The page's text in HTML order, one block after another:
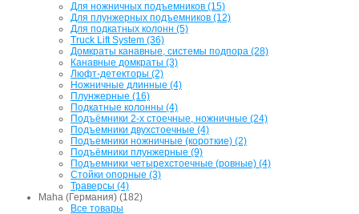
Для ножничных подъемников (15)
Для плунжерных подъемников (12)
Для подкатных колонн (5)
Truck Lift System (36)
Домкраты канавные, системы подпора (28)
Канавные домкраты (3)
Люфт-детекторы (2)
Ножничные длинные (4)
Плунжерные (16)
Подкатные колонны (4)
Подъёмники 2-х стоечные, ножничные (24)
Подъемники двухстоечные (4)
Подъемники ножничные (короткие) (2)
Подъёмники плунжерные (9)
Подъемники четырехстоечные (ровные) (4)
Стойки опорные (3)
Траверсы (4)
Maha (Германия) (182)
Все товары